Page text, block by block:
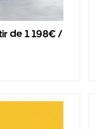
de 1 198€ /